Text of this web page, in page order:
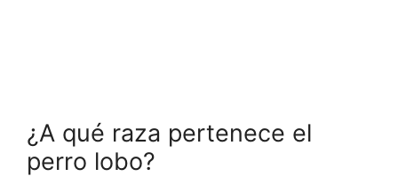
¿A qué raza pertenece el
perro lobo?